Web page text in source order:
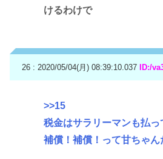
けるわけで
26 : 2020/05/04(月) 08:39:10.037 ID:/
>>15
税金はサラリーマンも払っ
補償！補償！って甘ちゃん